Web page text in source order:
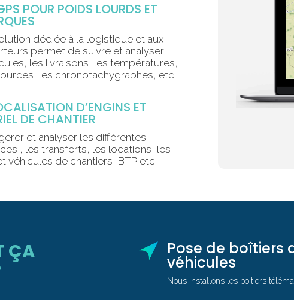
POUR POIDS LOURDS ET
dédiée à la logistique et aux
permet de suivre et analyser
les livraisons, les températures,
les chronotachygraphes, etc.
D’ENGINS ET
DE CHANTIER
et analyser les différentes
, les transferts, les locations, les
véhicules de chantiers, BTP etc.
ÇA
Pose de boîtiers
véhicules
Nous installons les boitiers